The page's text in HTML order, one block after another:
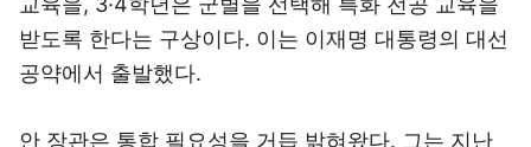
받도록 한다는 구상이다. 이는 이재명 대통령의 대선
공약에서 출발했다.
안 장관은 통합 필요성을 거듭 밝혀왔다. 그는 지난